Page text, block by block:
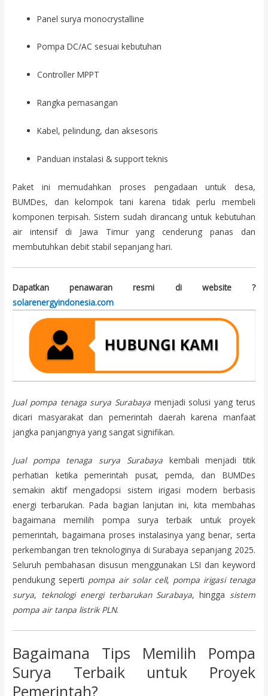
Panel surya monocrystalline
Pompa DC/AC sesuai kebutuhan
Controller MPPT
Rangka pemasangan
Kabel, pelindung, dan aksesoris
Panduan instalasi & support teknis
Paket ini memudahkan proses pengadaan untuk desa,
BUMDes, dan kelompok tani karena tidak perlu membeli
komponen terpisah. Sistem sudah dirancang untuk kebutuhan
air intensif di Jawa Timur yang cenderung panas dan
membutuhkan debit stabil sepanjang hari.
Dapatkan penawaran resmi di website ?
solarenergyindonesia.com
Jual pompa tenaga surya Surabaya menjadi solusi yang terus
dicari masyarakat dan pemerintah daerah karena manfaat
jangka panjangnya yang sangat signifikan.
Jual pompa tenaga surya Surabayakembali menjadi titik
perhatian ketika pemerintah pusat, pemda, dan BUMDes
semakin aktif mengadopsi sistem irigasi modern berbasis
energi terbarukan. Pada bagian lanjutan ini, kita membahas
bagaimana memilih pompa surya terbaik untuk proyek
pemerintah, bagaimana proses instalasinya yang benar, serta
perkembangan tren teknologinya di Surabaya sepanjang 2025.
Seluruh pembahasan disusun menggunakan LSI dan keyword
pendukung seperti pompa air solar cell, pompa irigasi tenaga
surya, teknologi energi terbarukan Surabaya, hingga sistem
pompa air tanpa listrik PLN.
Bagaimana Tips Memilih Pompa
Surya Terbaik untuk Proyek
Pemerintah?